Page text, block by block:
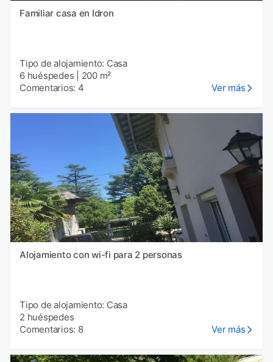
Familiar casa en Idron
Tipo de alojamiento: Casa
6 huéspedes
200 m²
Comentarios: 4
Ver más
Alojamiento con wi-fi para 2 personas
Tipo de alojamiento: Casa
2 huéspedes
Comentarios: 8
Ver más